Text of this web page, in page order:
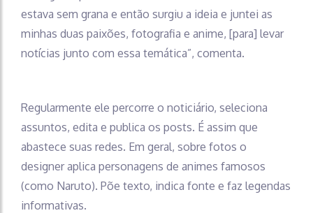
estava sem grana e então surgiu a ideia e juntei as
minhas duas paixões, fotografia e anime, [para] levar
notícias junto com essa temática”, comenta.
Regularmente ele percorre o noticiário, seleciona
assuntos, edita e publica os posts. É assim que
abastece suas redes. Em geral, sobre fotos o
designer aplica personagens de animes famosos
(como Naruto). Põe texto, indica fonte e faz legendas
informativas.